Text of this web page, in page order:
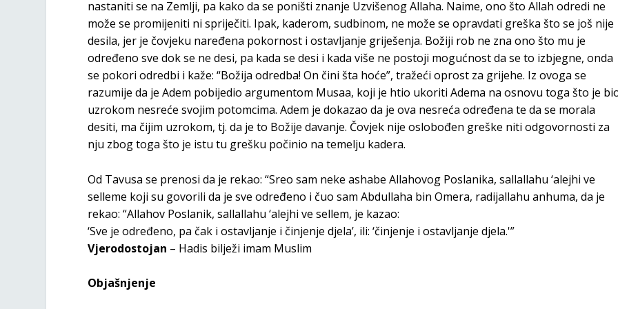
nastaniti se na Zemlji, pa kako da se poništi znanje Uzvišenog Allaha. Naime, ono što Allah odredi ne
može se promijeniti ni spriječiti. Ipak, kaderom, sudbinom, ne može se opravdati greška što se još nije
desila, jer je čovjeku naređena pokornost i ostavljanje griješenja. Božiji rob ne zna ono što mu je
određeno sve dok se ne desi, pa kada se desi i kada više ne postoji mogućnost da se to izbjegne, onda
se pokori odredbi i kaže: “Božija odredba! On čini šta hoće”, tražeći oprost za grijehe. Iz ovoga se
razumije da je Adem pobijedio argumentom Musaa, koji je htio ukoriti Adema na osnovu toga što je
uzrokom nesreće svojim potomcima. Adem je dokazao da je ova nesreća određena te da se morala
desiti, ma čijim uzrokom, tj. da je to Božije davanje. Čovjek nije oslobođen greške niti odgovornosti za
nju zbog toga što je istu tu grešku počinio na temelju kadera.
Od Tavusa se prenosi da je rekao: “Sreo sam neke ashabe Allahovog Poslanika, sallallahu ‘alejhi ve
selleme koji su govorili da je sve određeno i čuo sam Abdullaha bin Omera, radijallahu anhuma, da je
rekao: “Allahov Poslanik, sallallahu ‘alejhi ve sellem, je kazao:
‘Sve je određeno, pa čak i ostavljanje i činjenje djela’, ili: ‘činjenje i ostavljanje djela.'”
Vjerodostojan – Hadis bilježi imam Muslim
Objašnjenje